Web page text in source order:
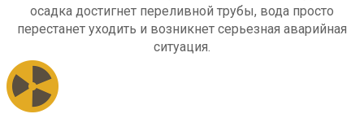
осадка достигнет переливной трубы, вода просто
перестанет уходить и возникнет серьезная аварийная
ситуация.